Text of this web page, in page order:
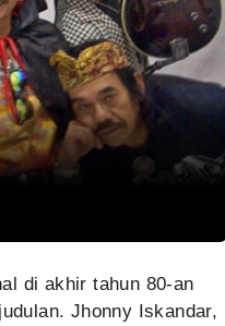
di akhir tahun 80-an
Jhonny Iskandar,